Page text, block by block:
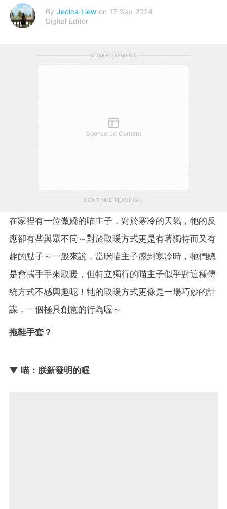
By Jecica Liew on 17 Sep 2024
Digital Editor
ADVERTISEMENT
Sponsored Content
CONTINUE READING
在家裡有一位傲嬌的喵主子，對於寒冷的天氣，牠的反
應卻有些與眾不同～對於取暖方式更是有著獨特而又有
趣的點子～一般來說，當咪喵主子感到寒冷時，牠們總
是會揣手手來取暖，但特立獨行的喵主子似乎對這種傳
統方式不感興趣呢！牠的取暖方式更像是一場巧妙的計
謀，一個極具創意的行為喔～
拖鞋手套？
▼ 喵：朕新發明的喔